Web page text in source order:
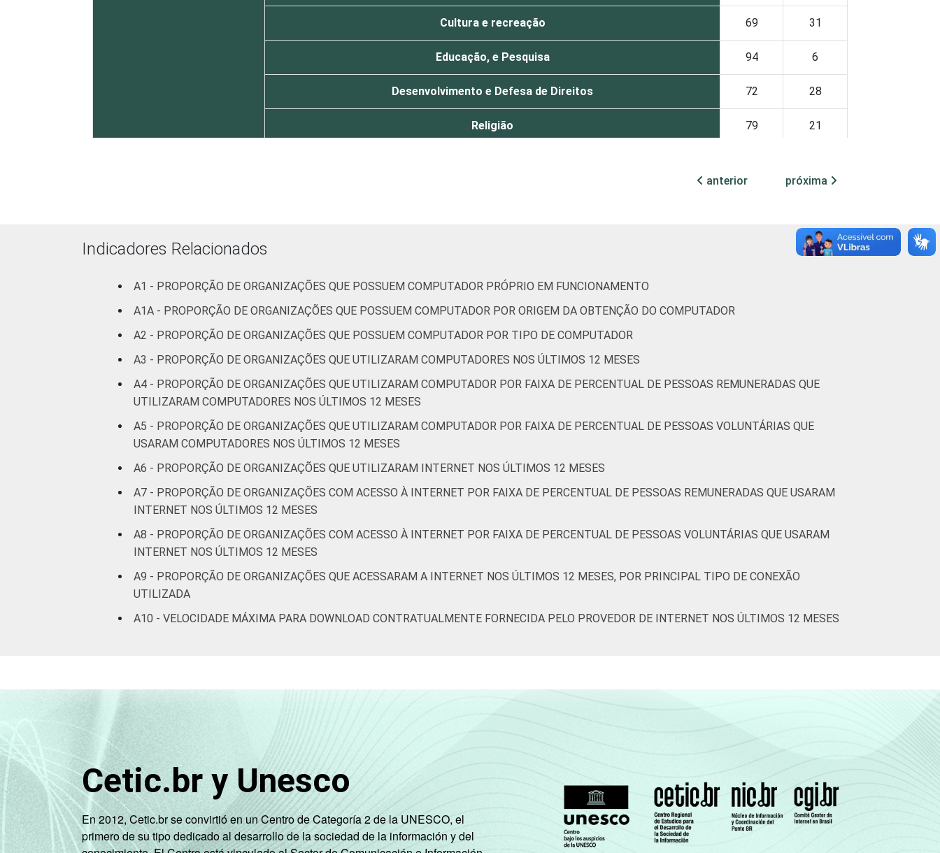
Cultura e recreação 69 31
Educação, e Pesquisa 94 6
Desenvolvimento e Defesa de Direitos 72 28
Religião 79 21
Fonte: NIC.br - out 2013 / abr 2014
anterior próxima
Indicadores Relacionados
A1 - PROPORÇÃO DE ORGANIZAÇÕES QUE POSSUEM COMPUTADOR PRÓPRIO EM FUNCIONAMENTO
A1A - PROPORÇÃO DE ORGANIZAÇÕES QUE POSSUEM COMPUTADOR POR ORIGEM DA OBTENÇÃO DO COMPUTADOR
A2 - PROPORÇÃO DE ORGANIZAÇÕES QUE POSSUEM COMPUTADOR POR TIPO DE COMPUTADOR
A3 - PROPORÇÃO DE ORGANIZAÇÕES QUE UTILIZARAM COMPUTADORES NOS ÚLTIMOS 12 MESES
A4 - PROPORÇÃO DE ORGANIZAÇÕES QUE UTILIZARAM COMPUTADOR POR FAIXA DE PERCENTUAL DE PESSOAS REMUNERADAS QUE
UTILIZARAM COMPUTADORES NOS ÚLTIMOS 12 MESES
A5 - PROPORÇÃO DE ORGANIZAÇÕES QUE UTILIZARAM COMPUTADOR POR FAIXA DE PERCENTUAL DE PESSOAS VOLUNTÁRIAS QUE
USARAM COMPUTADORES NOS ÚLTIMOS 12 MESES
A6 - PROPORÇÃO DE ORGANIZAÇÕES QUE UTILIZARAM INTERNET NOS ÚLTIMOS 12 MESES
A7 - PROPORÇÃO DE ORGANIZAÇÕES COM ACESSO À INTERNET POR FAIXA DE PERCENTUAL DE PESSOAS REMUNERADAS QUE USARAM
INTERNET NOS ÚLTIMOS 12 MESES
A8 - PROPORÇÃO DE ORGANIZAÇÕES COM ACESSO À INTERNET POR FAIXA DE PERCENTUAL DE PESSOAS VOLUNTÁRIAS QUE USARAM
INTERNET NOS ÚLTIMOS 12 MESES
A9 - PROPORÇÃO DE ORGANIZAÇÕES QUE ACESSARAM A INTERNET NOS ÚLTIMOS 12 MESES, POR PRINCIPAL TIPO DE CONEXÃO
UTILIZADA
A10 - VELOCIDADE MÁXIMA PARA DOWNLOAD CONTRATUALMENTE FORNECIDA PELO PROVEDOR DE INTERNET NOS ÚLTIMOS 12 MESES
Cetic.br y Unesco
En 2012, Cetic.br se convirtió en un Centro de Categoría 2 de la UNESCO, el
primero de su tipo dedicado al desarrollo de la sociedad de la información y del